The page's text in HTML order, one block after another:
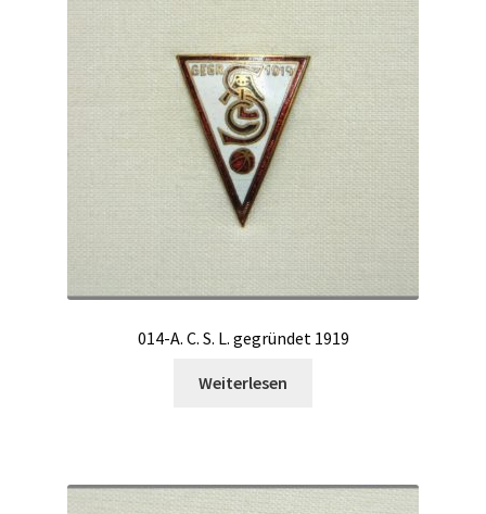
014-A. C. S. L. gegründet 1919
Weiterlesen